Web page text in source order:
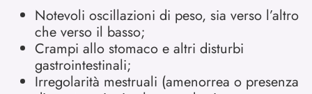
Notevoli oscillazioni di peso, sia verso l’altro
che verso il basso;
Crampi allo stomaco e altri disturbi
gastrointestinali;
Irregolarità mestruali (amenorrea o presenza